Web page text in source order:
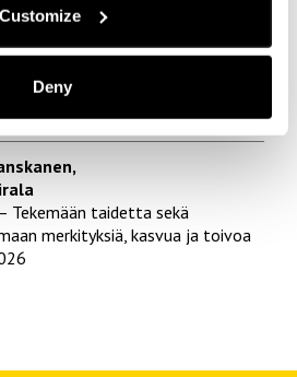
Customize
Deny
aikuisten jaetut äänipolut – Mikä
asema varhaiskasvatuksessa?
Tekemään taidetta sekä
merkityksiä, kasvua ja toivoa